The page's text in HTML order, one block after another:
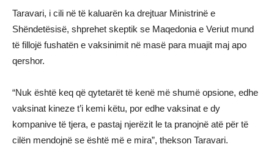
Taravari, i cili në të kaluarën ka drejtuar Ministrinë e
Shëndetësisë, shprehet skeptik se Maqedonia e Veriut mund
të fillojë fushatën e vaksinimit në masë para muajit maj apo
qershor.
“Nuk është keq që qytetarët të kenë më shumë opsione, edhe
vaksinat kineze t’i kemi këtu, por edhe vaksinat e dy
kompanive të tjera, e pastaj njerëzit le ta pranojnë atë për të
cilën mendojnë se është më e mira”, thekson Taravari.